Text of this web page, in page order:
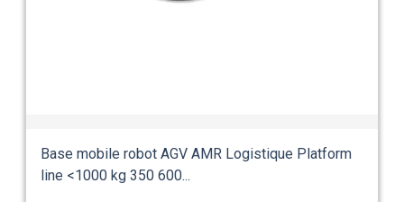
Base mobile robot AGV AMR Logistique Platform
line <1000 kg 350 600...